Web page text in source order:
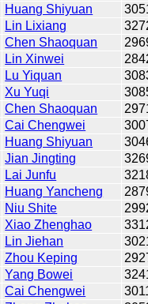
Huang Shiyuan
Lin Lixiang
Chen Shaoquan
Lin Xinwei
Lu Yiquan
Xu Yuqi
Chen Shaoquan
Cai Chengwei
Huang Shiyuan
Jian Jingting
Lai Junfu
Huang Yancheng
Niu Shite
Xiao Zhenghao
Lin Jiehan
Zhou Keping
Yang Bowei
Cai Chengwei